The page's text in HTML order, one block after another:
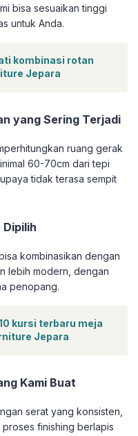
bisa sesuaikan tinggi
untuk Anda.
kombinasi rotan
Jepara
yang Sering Terjadi
ruang gerak
60-70cm dari tepi
tidak terasa sempit
Dipilih
kombinasikan dengan
lebih modern, dengan
penopang.
kursi terbaru meja
Jepara
Kami Buat
serat yang konsisten,
finishing berlapis